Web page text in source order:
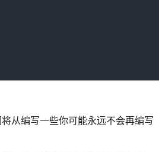
从编写一些你可能永远不会再编写